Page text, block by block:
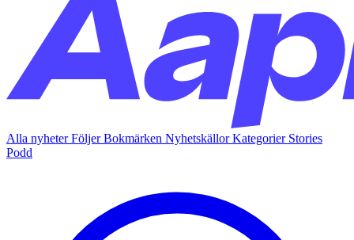
Alla nyheterFöljerBokmärken NyhetskällorKategorier Stories
Podd